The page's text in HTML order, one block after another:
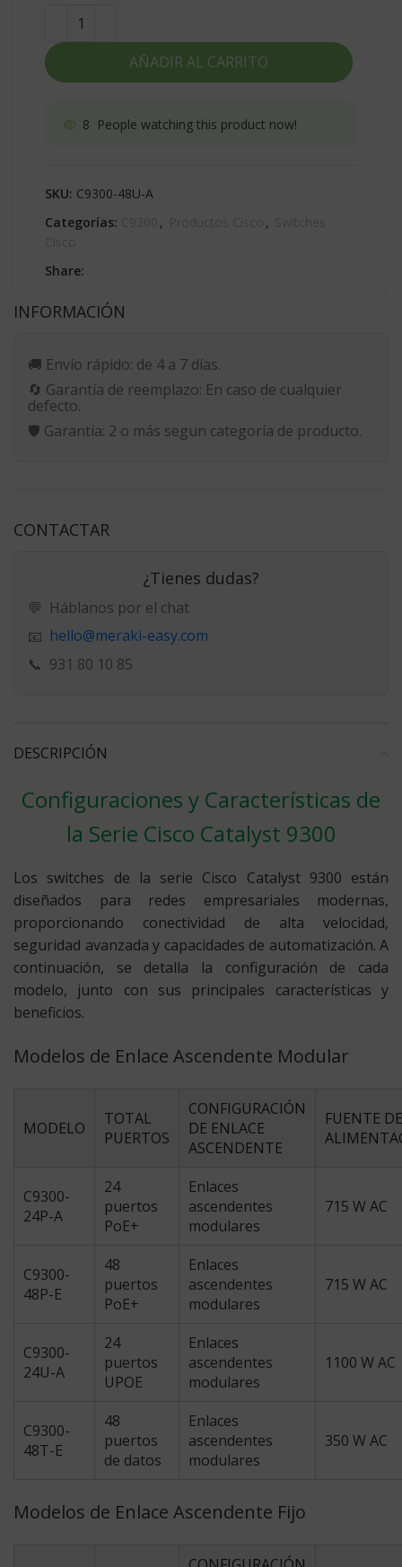
AÑADIR AL CARRITO
8 People watching this product now!
SKU: C9300-48U-A
Categorías:
, ,
Share:
INFORMACIÓN
🚚 Envío rápido: de 4 a 7 días.
🔄 Garantía de reemplazo: En caso de cualquier
defecto.
🛡️ Garantía: 2 o más segun categoría de producto.
CONTACTAR
¿Tienes dudas?
💬 Háblanos por el chat
📧 hello@meraki-easy.com
📞 931 80 10 85
DESCRIPCIÓN
Configuraciones y Características de
la Serie Cisco Catalyst 9300
Los switches de la serie Cisco Catalyst 9300 están
diseñados para redes empresariales modernas,
proporcionando conectividad de alta velocidad,
seguridad avanzada y capacidades de automatización. A
continuación, se detalla la configuración de cada
modelo, junto con sus principales características y
beneficios.
Modelos de Enlace Ascendente Modular
MODELO
TOTAL
PUERTOS
CONFIGURACIÓN
DE ENLACE
ASCENDENTE
FUENTE DE
C9300-
24P-A
24
puertos
PoE+
Enlaces
ascendentes
modulares
715 W AC
C9300-
48P-E
48
puertos
PoE+
Enlaces
ascendentes
modulares
715 W AC
C9300-
24U-A
24
puertos
UPOE
Enlaces
ascendentes
modulares
1100 W AC
C9300-
48T-E
48
puertos
de datos
Enlaces
ascendentes
modulares
350 W AC
Modelos de Enlace Ascendente Fijo